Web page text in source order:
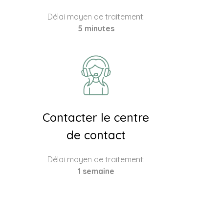
Délai moyen de traitement:
5 minutes
Contacter le centre
de contact
Délai moyen de traitement:
1 semaine